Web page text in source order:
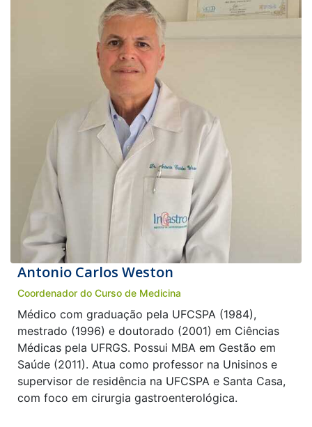
Antonio Carlos Weston
Coordenador do Curso de Medicina
Médico com graduação pela UFCSPA (1984),
mestrado (1996) e doutorado (2001) em Ciências
Médicas pela UFRGS. Possui MBA em Gestão em
Saúde (2011). Atua como professor na Unisinos e
supervisor de residência na UFCSPA e Santa Casa,
com foco em cirurgia gastroenterológica.